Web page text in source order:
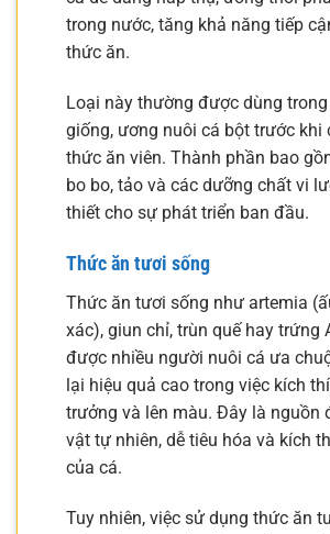
trong nước, tăng khả năng tiếp
thức ăn.
Loại này thường được dùng
giống, ương nuôi cá bột trước khi
thức ăn viên. Thành phần bao
bo bo, tảo và các dưỡng chất vi
thiết cho sự phát triển ban đầu.
Thức ăn tươi sống
Thức ăn tươi sống như artemia
xác), giun chỉ, trùn quế hay trứng
được nhiều người nuôi cá ưa
lại hiệu quả cao trong việc kích
trưởng và lên màu. Đây là nguồn
vật tự nhiên, dễ tiêu hóa và kích
của cá.
Tuy nhiên, việc sử dụng thức ăn